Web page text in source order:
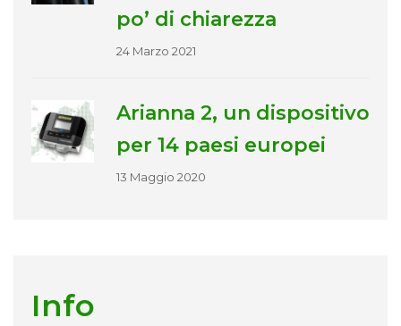
po’ di chiarezza
24 Marzo 2021
Arianna 2, un dispositivo
per 14 paesi europei
13 Maggio 2020
Info